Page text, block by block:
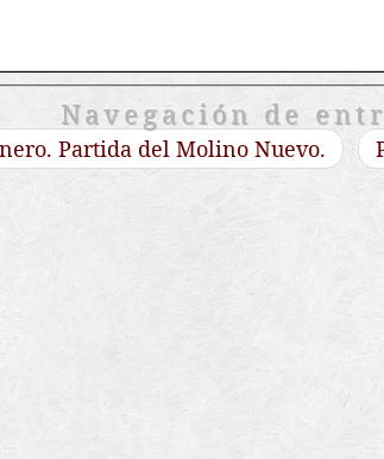
Navegación de
Partida del Molino Nuevo.